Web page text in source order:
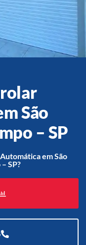
de Garagem de
em Teresópolis – RJ
em São Pedro da
RJ
em São João de
de Garagem de
em São Gonçalo – RJ
São
– SP
em São
SP?